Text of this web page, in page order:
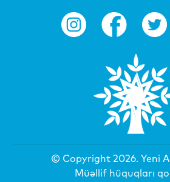
© Copyright 2026. Yeni
Müəllif hüquqları